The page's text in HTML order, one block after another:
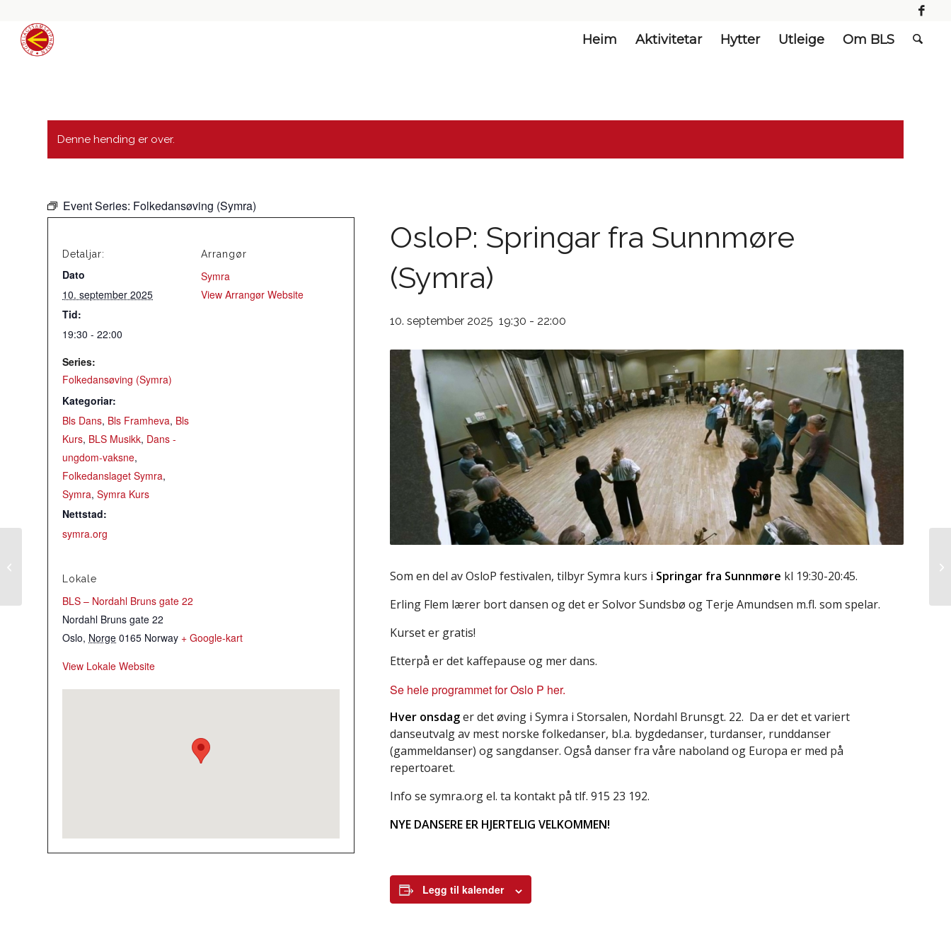
Heim Aktivitetar Hytter Utleige Om BLS
Denne hending er over.
Event Series: Folkedansøving (Symra)
OsloP: Springar fra Sunnmøre
(Symra)
10. september 2025 19:30 - 22:00
Som en del av OsloP festivalen, tilbyr Symra kurs i Springar fra Sunnmøre kl 19:30-20:45.
Erling Flem lærer bort dansen og det er Solvor Sundsbø og Terje Amundsen m.fl. som spelar.
Kurset er gratis!
Etterpå er det kaffepause og mer dans.
Se hele programmet for Oslo P her.
Hver onsdager det øving i Symra i Storsalen, Nordahl Brunsgt. 22. Da er det et variert
danseutvalg av mest norske folkedanser, bl.a. bygdedanser, turdanser, runddanser
(gammeldanser) og sangdanser. Også danser fra våre naboland og Europa er med på
repertoaret.
Info se symra.org el. ta kontakt på tlf. 915 23 192.
NYE DANSERE ER HJERTELIG VELKOMMEN!
Legg til kalender
Detaljar:
Dato
10. september 2025
Tid:
19:30 - 22:00
Series:
Folkedansøving (Symra)
Kategoriar:
Bls Dans, Bls Framheva, Bls
Kurs, BLS Musikk, Dans -
ungdom-vaksne,
Folkedanslaget Symra,
Symra, Symra Kurs
Nettstad:
symra.org
Arrangør
Symra
View Arrangør Website
Lokale
BLS – Nordahl Bruns gate 22
Nordahl Bruns gate 22
Oslo, Norge 0165 Norway + Google-kart
View Lokale Website
grunnkurs (Symra)